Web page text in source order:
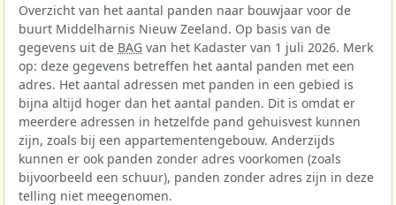
Overzicht van het aantal panden naar bouwjaar voor de
buurt Middelharnis Nieuw Zeeland. Op basis van de
gegevens uit de BAG van het Kadaster van 1 juli 2026. Merk
op: deze gegevens betreffen het aantal panden met een
adres. Het aantal adressen met panden in een gebied is
bijna altijd hoger dan het aantal panden. Dit is omdat er
meerdere adressen in hetzelfde pand gehuisvest kunnen
zijn, zoals bij een appartementengebouw. Anderzijds
kunnen er ook panden zonder adres voorkomen (zoals
bijvoorbeeld een schuur), panden zonder adres zijn in deze
telling niet meegenomen.